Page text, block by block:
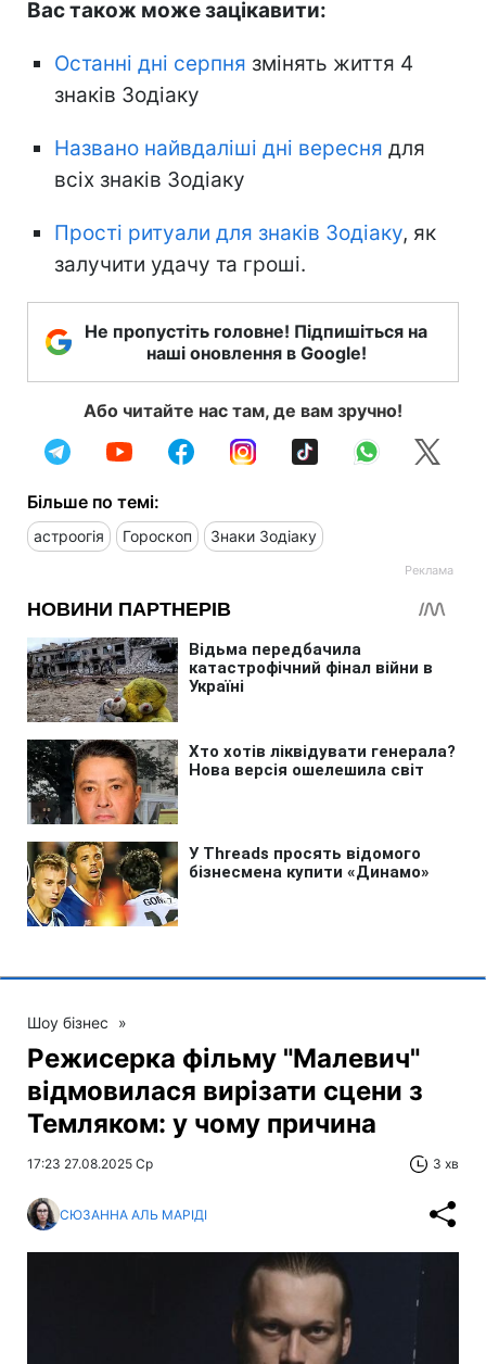
Вас також може зацікавити:
Останні дні серпня змінять життя 4
знаків Зодіаку
Названо найвдаліші дні вересня для
всіх знаків Зодіаку
Прості ритуали для знаків Зодіаку, як
залучити удачу та гроші.
Не пропустіть головне! Підпишіться на
наші оновлення в Google!
Або читайте нас там, де вам зручно!
Більше по темі:
астроогія Гороскоп Знаки Зодіаку
Шоу бізнес »
Режисерка фільму "Малевич"
відмовилася вирізати сцени з
Темляком: у чому причина
17:23 27.08.2025 Ср 3 хв
СЮЗАННА АЛЬ МАРІДІ